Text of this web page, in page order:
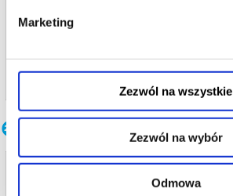
Marketing
Zezwól na wszystkie
Zezwól na wybór
Odmowa
Kinoteatr Rialto w Katowicach
info
Drugie życie